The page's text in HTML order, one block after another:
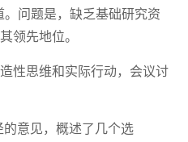
问题是，缺乏基础研究资
领先地位。
性思维和实际行动，会议讨
意见，概述了几个选